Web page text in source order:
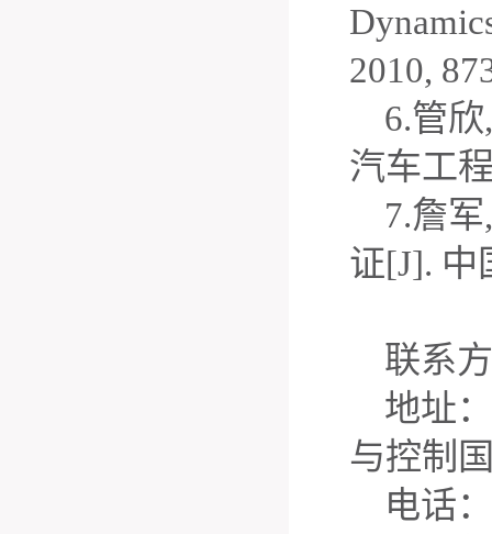
2010,
6.管
汽车工
7.詹
证[J]. 中
联系
地址
与控制
电话